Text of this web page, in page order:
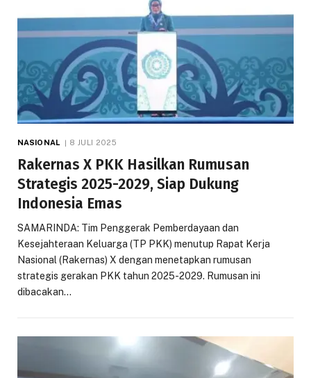
NASIONAL 8 JULI 2025
Rakernas X PKK Hasilkan Rumusan
Strategis 2025-2029, Siap Dukung
Indonesia Emas
SAMARINDA: Tim Penggerak Pemberdayaan dan
Kesejahteraan Keluarga (TP PKK) menutup Rapat Kerja
Nasional (Rakernas) X dengan menetapkan rumusan
strategis gerakan PKK tahun 2025-2029. Rumusan ini
dibacakan…